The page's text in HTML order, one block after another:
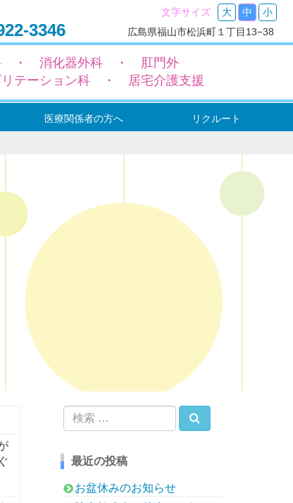
広島県福山市松浜町１丁目13−38
文字サイズ 大 中 小
3346
・ 消化器外科 ・ 肛門外
ーション科 ・ 居宅介護支援
医療関係者の方へ リクルート
最近の投稿
お盆休みのお知らせ